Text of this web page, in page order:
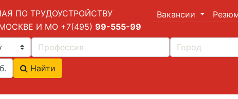
ПО ТРУДОУСТРОЙСТВУ
И МО +7(495) 99-555-99
Вакансии
Найти